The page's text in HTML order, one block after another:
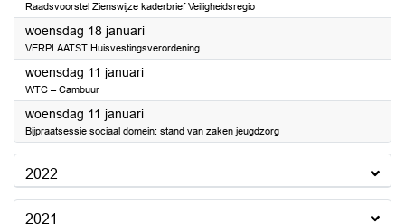
Raadsvoorstel Zienswijze kaderbrief Veiligheidsregio
woensdag 18 januari2023
VERPLAATST Huisvestingsverordening
woensdag 11 januari2023
WTC – Cambuur
woensdag 11 januari2023
Bijpraatsessie sociaal domein: stand van zaken jeugdzorg
2022
2021